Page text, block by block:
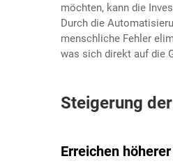
möchten, kann die
Durch die
menschliche Fehler
was sich direkt auf die
Steigerung
Erreichen